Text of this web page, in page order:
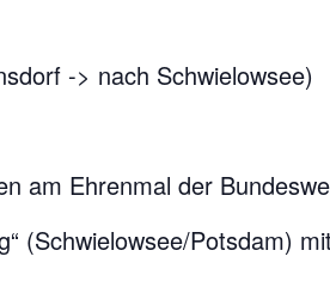
-> nach Schwielowsee)
am Ehrenmal der
(Schwielowsee/Potsdam)